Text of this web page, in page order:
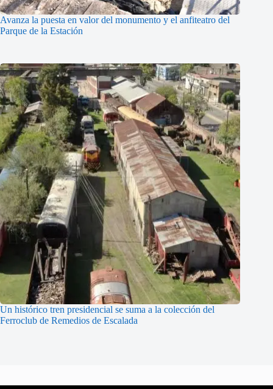
Avanza la puesta en valor del monumento y el anfiteatro del
Parque de la Estación
Un histórico tren presidencial se suma a la colección del
Ferroclub de Remedios de Escalada